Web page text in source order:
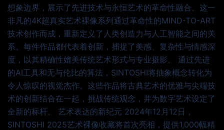
想象边界，展示了先进技术与永恒艺术的革命性融合。这一
非凡的4K超真实艺术裸像系列通过革命性的MIND-TO-ART
技术创作而成，重新定义了人类创造力与人工智能之间的关
系。每件作品都代表着创新，捕捉了美感、复杂性与情感深
度，以其精确性媲美传统艺术形式与专业摄影。 通过先进
的AI工具和无与伦比的算法，SINTOSHI将抽象概念转化为
令人惊叹的视觉杰作。这些作品将古典艺术的优雅与尖端技
术的创新结合在一起，挑战传统观念，并为数字艺术设定了
全新的标杆。 艺术表达的新纪元 2024年12月12日，
SINTOSHI 2025艺术裸像收藏将首次亮相，提供1,000幅精